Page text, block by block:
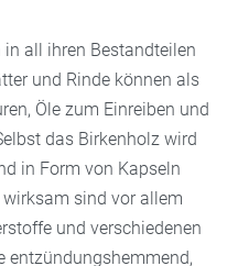
all ihren Bestandteilen
und Rinde können als
Öle zum Einreiben und
das Birkenholz wird
in Form von Kapseln
sind vor allem
und verschiedenen
entzündungshemmend,